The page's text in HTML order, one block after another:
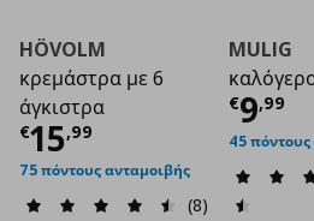
HÖVOLM
κρεμάστρα με 6
άγκιστρα
€15,99
Τρέχουσα τιμή€
75 πόντους ανταμοιβής
(8)
MULIG
€9,99
45